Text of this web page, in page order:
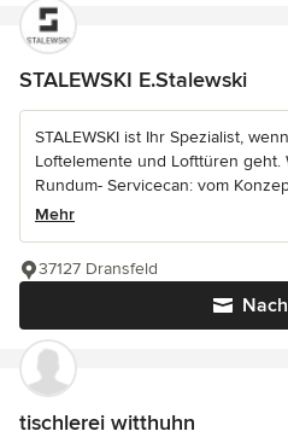
STALEWSKI E.Stalewski
STALEWSKI ist Ihr Spezialist,
Loftelemente und Lofttüren geht.
Rundum- Servicecan: vom
Mehr
37127 Dransfeld
tischlerei witthuhn